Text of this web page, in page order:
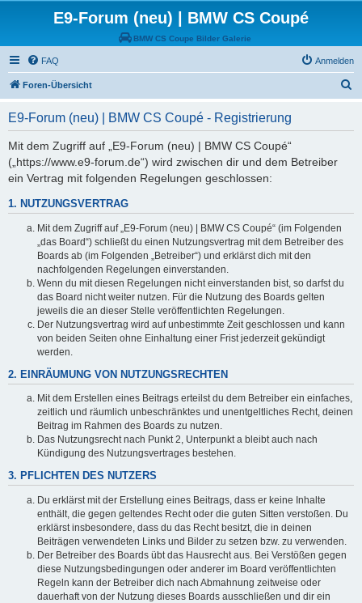
E9-Forum (neu) | BMW CS Coupé
BMW CS Coupe Bilder Galerie
FAQ Anmelden
Foren-Übersicht
E9-Forum (neu) | BMW CS Coupé - Registrierung
Mit dem Zugriff auf „E9-Forum (neu) | BMW CS Coupé“
(„https://www.e9-forum.de“) wird zwischen dir und dem Betreiber
ein Vertrag mit folgenden Regelungen geschlossen:
1. NUTZUNGSVERTRAG
Mit dem Zugriff auf „E9-Forum (neu) | BMW CS Coupé“ (im Folgenden
„das Board“) schließt du einen Nutzungsvertrag mit dem Betreiber des
Boards ab (im Folgenden „Betreiber“) und erklärst dich mit den
nachfolgenden Regelungen einverstanden.
Wenn du mit diesen Regelungen nicht einverstanden bist, so darfst du
das Board nicht weiter nutzen. Für die Nutzung des Boards gelten
jeweils die an dieser Stelle veröffentlichten Regelungen.
Der Nutzungsvertrag wird auf unbestimmte Zeit geschlossen und kann
von beiden Seiten ohne Einhaltung einer Frist jederzeit gekündigt
werden.
2. EINRÄUMUNG VON NUTZUNGSRECHTEN
Mit dem Erstellen eines Beitrags erteilst du dem Betreiber ein einfaches,
zeitlich und räumlich unbeschränktes und unentgeltliches Recht, deinen
Beitrag im Rahmen des Boards zu nutzen.
Das Nutzungsrecht nach Punkt 2, Unterpunkt a bleibt auch nach
Kündigung des Nutzungsvertrages bestehen.
3. PFLICHTEN DES NUTZERS
Du erklärst mit der Erstellung eines Beitrags, dass er keine Inhalte
enthält, die gegen geltendes Recht oder die guten Sitten verstoßen. Du
erklärst insbesondere, dass du das Recht besitzt, die in deinen
Beiträgen verwendeten Links und Bilder zu setzen bzw. zu verwenden.
Der Betreiber des Boards übt das Hausrecht aus. Bei Verstößen gegen
diese Nutzungsbedingungen oder anderer im Board veröffentlichten
Regeln kann der Betreiber dich nach Abmahnung zeitweise oder
dauerhaft von der Nutzung dieses Boards ausschließen und dir ein